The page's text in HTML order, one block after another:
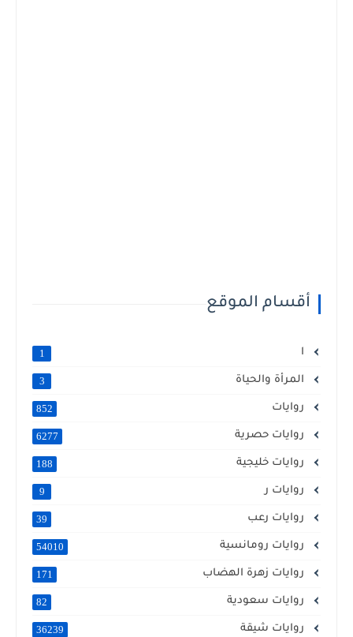
أقسام الموقع
ا 1
المرأة والحياة 3
روايات 852
روايات حصرية 6277
روايات خليجية 188
روايات ر 9
روايات رعب 39
روايات رومانسية 54010
روايات زهرة الهضاب 171
روايات سعودية 82
روايات شيقة 36239